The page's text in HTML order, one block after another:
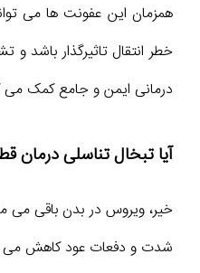
همزمان این عفونت ها می
خطر انتقال تاثیرگذار باشد
درمانی ایمن و جامع کمک می
آیا تبخال تناسلی درمان
خیر، ویروس در بدن باقی می
شدت و دفعات عود کاهش می